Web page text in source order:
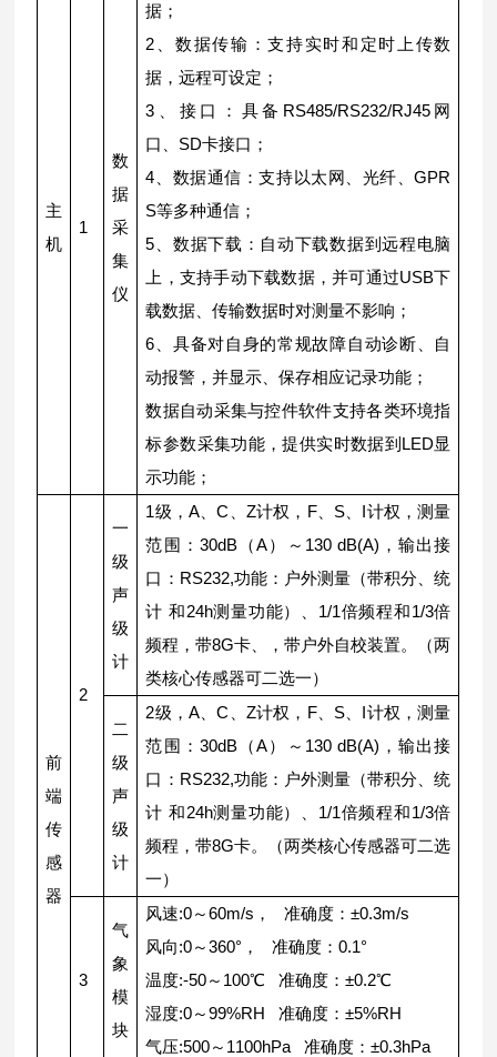
主
机
1
数
据
采
集
仪
据；
2、数据传输：支持实时和定时上传数
据，远程可设定；
3、接口：具备RS485/RS232/RJ45网
口、SD卡接口；
4、数据通信：支持以太网、光纤、GPR
S等多种通信；
5、数据下载：自动下载数据到远程电脑
上，支持手动下载数据，并可通过USB下
载数据、传输数据时对测量不影响；
6、具备对自身的常规故障自动诊断、自
动报警，并显示、保存相应记录功能；
数据自动采集与控件软件支持各类环境指
标参数采集功能，提供实时数据到LED显
示功能；
前
端
传
感
器
2
一
级
声
级
计
1级，A、C、Z计权，F、S、I计权，测量
范围：30dB（A）～130 dB(A)，输出接
口：RS232,功能：户外测量（带积分、统
计 和24h测量功能）、1/1倍频程和1/3倍
频程，带8G卡、，带户外自校装置。（两
类核心传感器可二选一）
二
级
声
级
计
2级，A、C、Z计权，F、S、I计权，测量
范围：30dB（A）～130 dB(A)，输出接
口：RS232,功能：户外测量（带积分、统
计 和24h测量功能）、1/1倍频程和1/3倍
频程，带8G卡。（两类核心传感器可二选
一）
3
气
象
模
块
风速:0～60m/s， 准确度：±0.3m/s
风向:0～360°， 准确度：0.1°
温度:-50～100℃ 准确度：±0.2℃
湿度:0～99%RH 准确度：±5%RH
气压:500～1100hPa 准确度：±0.3hPa